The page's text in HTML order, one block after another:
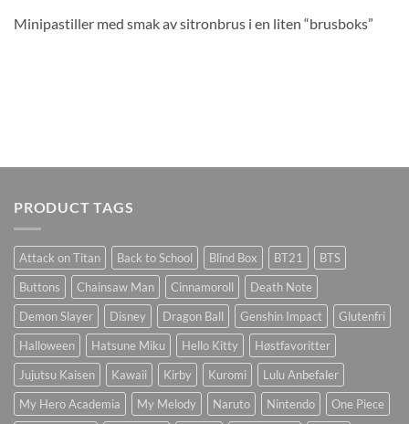
Minipastiller med smak av sitronbrus i en liten “brusboks”
PRODUCT TAGS
Attack on Titan Back to School Blind Box BT21
BTS
Buttons
Chainsaw Man Cinnamoroll
Death Note
Demon Slayer
Disney Dragon Ball Genshin Impact
Glutenfri
Halloween
Hatsune Miku Hello Kitty
Høstfavoritter
Jujutsu Kaisen
Kawaii Kirby Kuromi
Lulu Anbefaler
My Hero Academia
My Melody Naruto Nintendo
One Piece